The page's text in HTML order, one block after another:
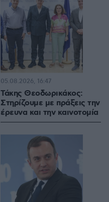
Τάκης Θεοδωρικάκος:
Στηρίζουμε με πράξεις την
έρευνα και την καινοτομία
05.08.2026, 16:47